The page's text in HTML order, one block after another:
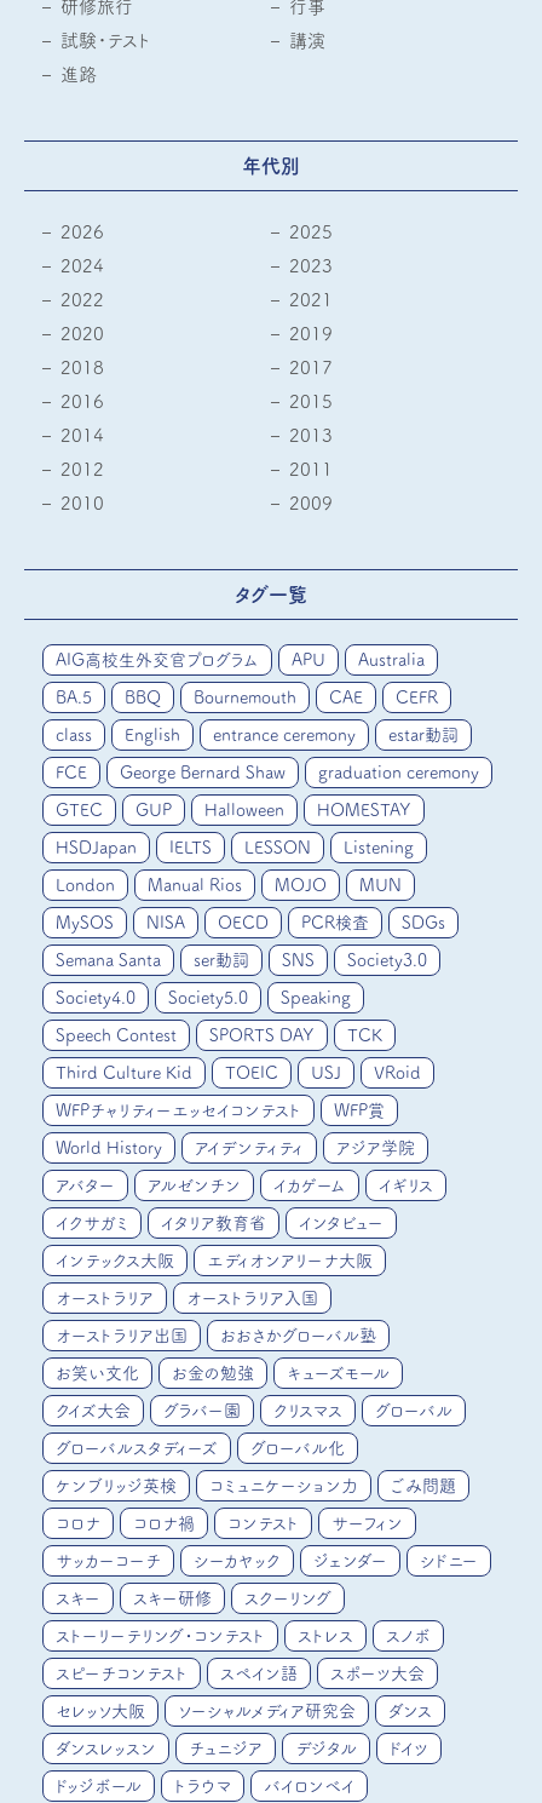
研修旅行
行事
試験・テスト
講演
進路
年代別
2026
2025
2024
2023
2022
2021
2020
2019
2018
2017
2016
2015
2014
2013
2012
2011
2010
2009
タグ一覧
AIG高校生外交官プログラム APU Australia
BA.5 BBQ Bournemouth CAE CEFR
class English entrance ceremony estar動詞
FCE George Bernard Shaw graduation ceremony
GTEC GUP Halloween HOMESTAY
HSDJapan IELTS LESSON Listening
London Manual Rios MOJO MUN
MySOS NISA OECD PCR検査 SDGs
Semana Santa ser動詞 SNS Society3.0
Society4.0 Society5.0 Speaking
Speech Contest SPORTS DAY TCK
Third Culture Kid TOEIC USJ VRoid
WFPチャリティーエッセイコンテスト WFP賞
World History アイデンティティ アジア学院
アバター アルゼンチン イカゲーム イギリス
イクサガミ イタリア教育省 インタビュー
インテックス大阪 エディオンアリーナ大阪
オーストラリア オーストラリア入国
オーストラリア出国 おおさかグローバル塾
お笑い文化 お金の勉強 キューズモール
クイズ大会 グラバー園 クリスマス グローバル
グローバルスタディーズ グローバル化
ケンブリッジ英検 コミュニケーション力 ごみ問題
コロナ コロナ禍 コンテスト サーフィン
サッカーコーチ シーカヤック ジェンダー シドニー
スキー スキー研修 スクーリング
ストーリーテリング・コンテスト ストレス スノボ
スピーチコンテスト スペイン語 スポーツ大会
セレッソ大阪 ソーシャルメディア研究会 ダンス
ダンスレッスン チュニジア デジタル ドイツ
ドッジボール トラウマ バイロンベイ